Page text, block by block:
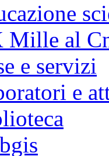
Mille al
e servizi
e